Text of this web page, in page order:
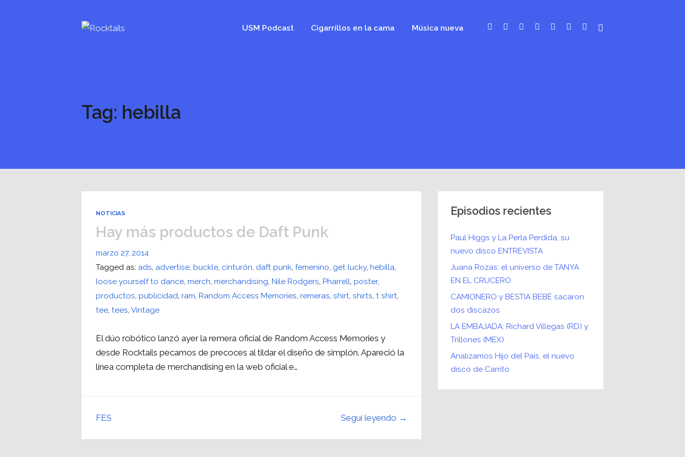
USM Podcast Cigarrillos en la cama Música nueva
Tag: hebilla
NOTICIAS
Hay más productos de Daft Punk
marzo 27, 2014
Tagged as: ads, advertise,buckle, cinturón, daft punk,femenino, get lucky,hebilla,
loose yourself to dance,merch,merchandising,Nile Rodgers,Pharrell,poster,
productos,publicidad,ram,Random Access Memories,remeras,shirt,shirts,t shirt,
tee,tees,Vintage
El dúo robótico lanzó ayer la remera oficial de Random Access Memories y
desde Rocktails pecamos de precoces al tildar el diseño de simplón. Apareció la
línea completa de merchandising en la web oficial e…
Seguí leyendo →
FES
Episodios recientes
Paul Higgs y La Perla Perdida, su
nuevo disco ENTREVISTA
Juana Rozas: el universo de TANYA
EN EL CRUCERO
CAMIONERO y BESTIA BEBÉ sacaron
dos discazos
LA EMBAJADA: Richard Villegas (RD) y
Trillones (MEX)
Analizamos Hijo del País, el nuevo
disco de Carrito